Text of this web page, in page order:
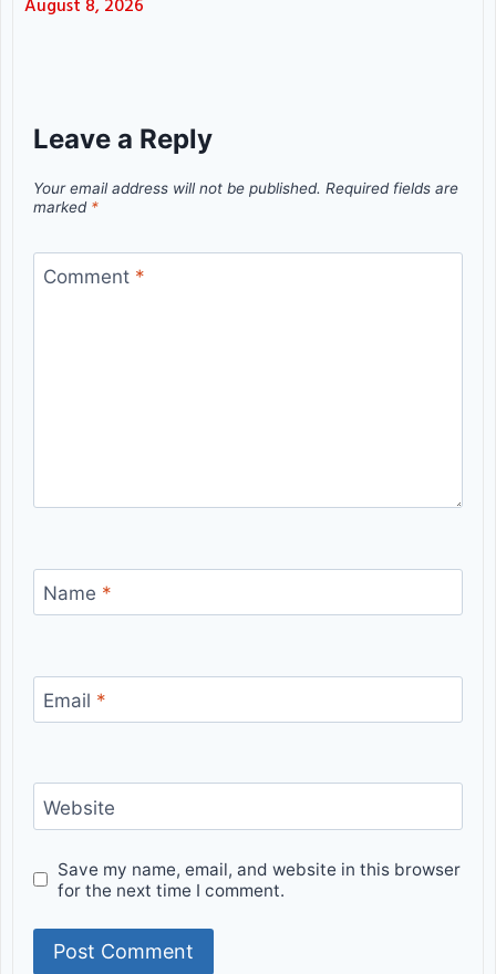
August 8, 2026
Leave a Reply
Your email address will not be published. Required fields are
marked *
Comment *
Name *
Email *
Website
Save my name, email, and website in this browser
for the next time I comment.